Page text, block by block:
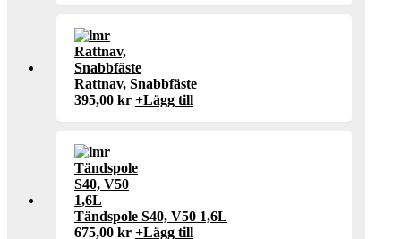
Rattnav, Snabbfäste
395,00 kr +Lägg till
Tändspole S40, V50 1,6L
675,00 kr +Lägg till